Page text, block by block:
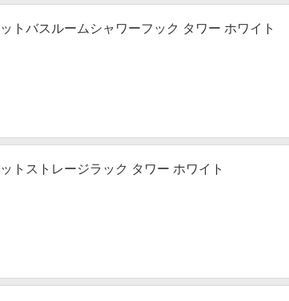
トバスルームシャワーフック タワー ホワイト
トストレージラック タワー ホワイト